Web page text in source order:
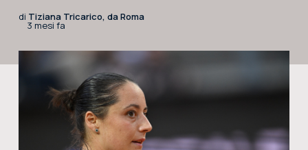
di Tiziana Tricarico, da Roma
3 mesi fa
PARTNERS
CERCA NEL SITO
ACQUISTA I BIGLIETTI
VIVI L’EMOZIONE DEGLI INTERNAZIONALI BNL D’ITALIA DAL VIVO: ACQUISTA I BIGLIETTI CON
LA BIGLIETTERIA CENTRALE DEL FORO ITALICO